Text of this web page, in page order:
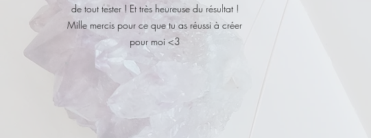
de tout tester ! Et très heureuse du résultat !
Mille mercis pour ce que tu as réussi à créer
pour moi <3